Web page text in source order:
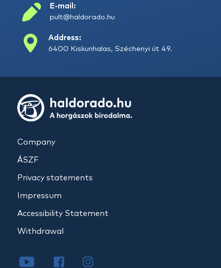
E-mail:
pult@haldorado.hu
Address:
6400 Kiskunhalas, Széchenyi út 49.
Company
ÁSZF
Privacy statements
Impressum
Accessibility Statement
Withdrawal